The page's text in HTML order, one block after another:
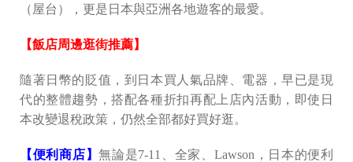
（屋台），更是日本與亞洲各地遊客的最愛。
【飯店周邊逛街推薦】
隨著日幣的貶值，到日本買人氣品牌、電器，早已是現
代的整體趨勢，搭配各種折扣再配上店內活動，即使日
本改變退稅政策，仍然全部都好買好逛。
【便利商店】無論是7-11、全家、Lawson，日本的便利